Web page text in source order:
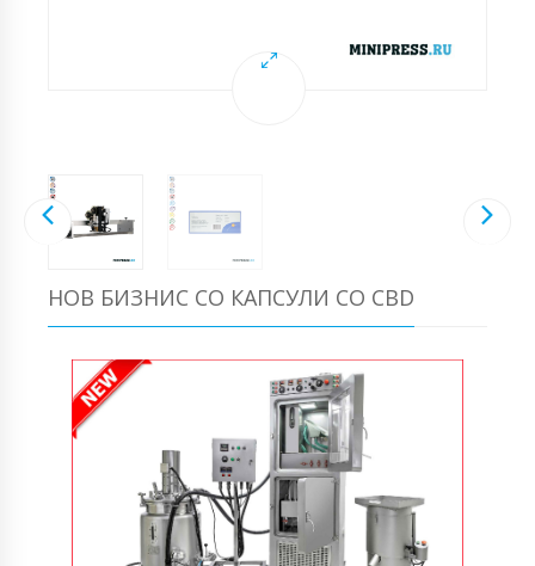
НОВ БИЗНИС СО КАПСУЛИ СО CBD